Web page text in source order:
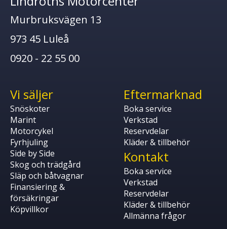
Murbruksvägen 13
973 45 Luleå
0920 - 22 55 00
Vi säljer
Snöskoter
Marint
Motorcykel
Fyrhjuling
Side by Side
Skog och trädgård
Släp och båtvagnar
Finansiering &
försäkringar
Köpvillkor
Eftermarknad
Boka service
Verkstad
Reservdelar
Kläder & tillbehör
Kontakt
Boka service
Verkstad
Reservdelar
Kläder & tillbehör
Allmänna frågor